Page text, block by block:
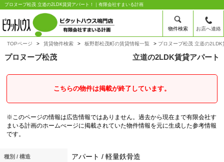
物件検索 お店へ連絡
プロヌーブ松茂 立道の2LDK賃貸アパート！｜有限会社すまいる計画
TOPページ 賃貸物件検索 板野郡松茂町の賃貸情報一覧 プロヌーブ松茂 立道の2LDK
プロヌーブ松茂 立道の2LDK賃貸アパート
こちらの物件は掲載が終了しています。
※このページの情報は広告情報ではありません。過去から現在まで有限会社す
まいる計画のホームぺージに掲載されていた物件情報を元に生成した参考情報
です。
種別 / 構造 アパート / 軽量鉄骨造